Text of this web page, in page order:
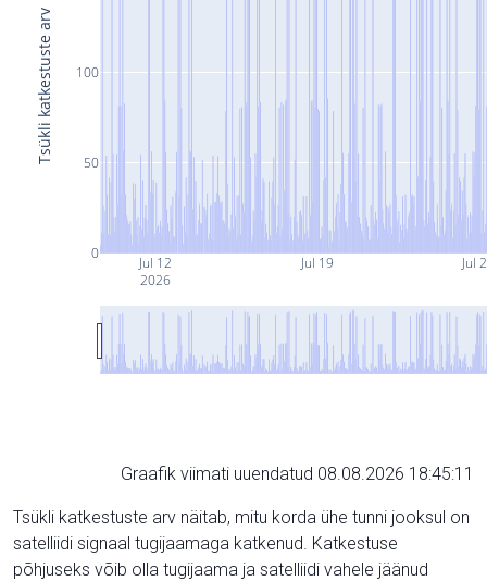
Jul 12
2026
Jul 19 Jul
0
50
100
Tsükli katkestuste arv
Graafik viimati uuendatud 08.08.2026 18:45:11
Tsükli katkestuste arv näitab, mitu korda ühe tunni jooksul on
satelliidi signaal tugijaamaga katkenud. Katkestuse
põhjuseks võib olla tugijaama ja satelliidi vahele jäänud